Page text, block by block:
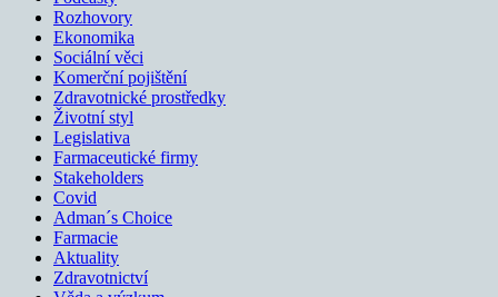
Rozhovory
Ekonomika
Sociální věci
Komerční pojištění
Zdravotnické prostředky
Životní styl
Legislativa
Farmaceutické firmy
Stakeholders
Covid
Adman´s Choice
Farmacie
Aktuality
Zdravotnictví